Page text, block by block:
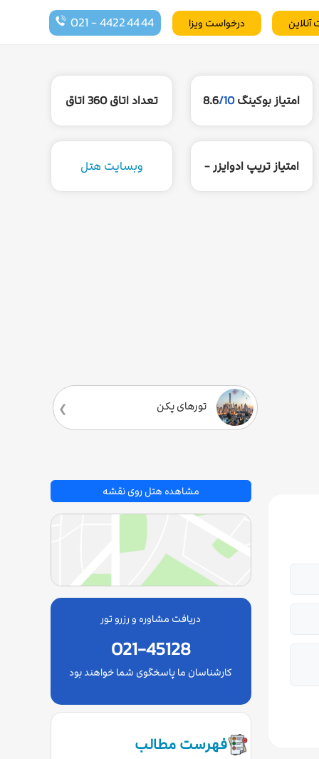
درخواست ویزا 021 - 4422 44 44 آنلاین
امتیاز بوکینگ 8.6/10 تعداد اتاق360 اتاق
امتیاز تریپ ادوایزر - وبسایت هتل
تورهای پکن
مشاهده هتل روی نقشه
دریافت مشاوره و رزرو تور
021-45128
کارشناسان ما پاسخگوی شما خواهند بود
فهرست مطالب